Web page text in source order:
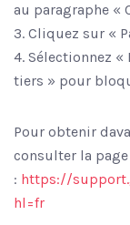
au paragraphe «
3. Cliquez sur «
4. Sélectionnez
tiers » pour
Pour obtenir
consulter la
: https://
hl=fr